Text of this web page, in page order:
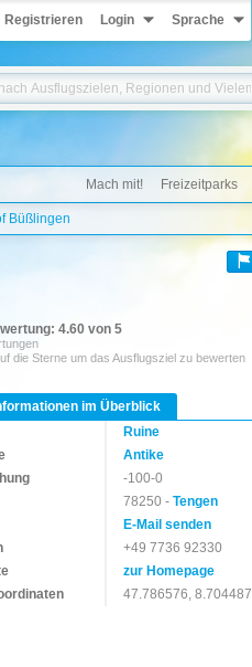
Registrieren Login Sprache
Mach mit! Freizeitparks
Büßlingen
4.60 von 5
die Sterne um das Ausflugsziel zu bewerten
im Überblick
Ruine
Antike
-100-0
78250 -Tengen
E-Mail senden
+49 7736 92330
zur Homepage
47.786576, 8.704487